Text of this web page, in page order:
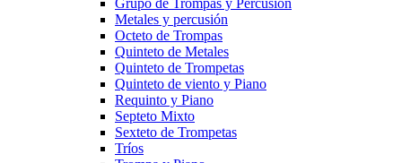
Grupo de Trompas y Percusión
Metales y percusión
Octeto de Trompas
Quinteto de Metales
Quinteto de Trompetas
Quinteto de viento y Piano
Requinto y Piano
Septeto Mixto
Sexteto de Trompetas
Tríos